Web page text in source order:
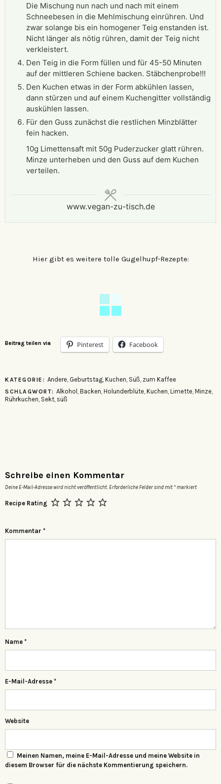
Die Mischung nun nach und nach mit einem
Schneebesen in die Mehlmischung einrühren. Und
zwar solange bis ein homogener Teig enstanden ist.
Nicht länger als nötig rühren, damit der Teig nicht
verkleistert.
Den Teig in die Form füllen und für 45-50 Minuten
auf der mittleren Schiene backen. Stäbchenprobe!!!
Den Kuchen etwas in der Form abkühlen lassen,
dann stürzen und auf einem Kuchengitter vollständig
auskühlen lassen.
Für den Guss zunächst die restlichen Minzblätter
fein hacken.
10g Limettensaft mit 50g Puderzucker glatt rühren.
Minze unterheben und den Guss auf dem Kuchen
verteilen.
www.vegan-zu-tisch.de
Hier gibt es weitere tolle Gugelhupf-Rezepte:
Beitrag teilen via Pinterest Facebook
KATEGORIE: Andere, Geburtstag, Kuchen Süß zum Kaffee
SCHLAGWORT: Alkohol Backen Holunderblüte Kuchen Limette Minze
Rührkuchen Sekt süß
Schreibe einen Kommentar
Deine E-Mail-Adresse wird nicht veröffentlicht. Erforderliche Felder sind mit * markiert
Recipe Rating
Kommentar *
Name *
E-Mail-Adresse *
Website
Meinen Namen, meine E-Mail-Adresse und meine Website in
diesem Browser für die nächste Kommentierung speichern.